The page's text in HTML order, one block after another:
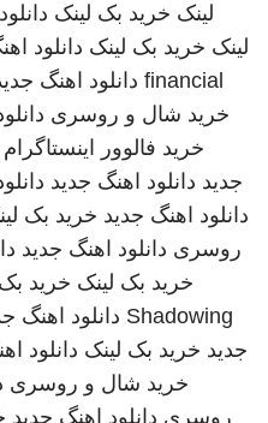
لینک خرید بک لینک
لینک خرید بک لینک دانلود
financial دانلود اهنگ
خرید شال و روسری
خرید فالوور اینستاگرام
جدید دانلود اهنگ جدید
دانلود اهنگ جدید خرید بک
روسری دانلود اهنگ جدید
خرید بک لینک خرید
Shadowing دانلود اهنگ
جدید خرید بک لینک دانلود
خرید شال و روسری
روسری دانلود اهنگ جدید